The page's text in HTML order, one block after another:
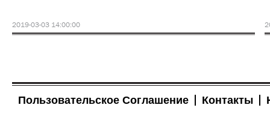
2019-03-03 14:00:00
Пользовательское Соглашение Контакты